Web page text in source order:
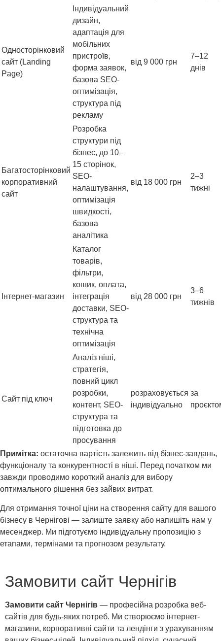
Односторінковий
сайт (Landing
Page)
Індивідуальний
дизайн,
адаптація для
мобільних
пристроїв,
форма заявок,
базова SEO-
оптимізація,
структура під
рекламу
від 9 000 грн
7–12
днів
Багатосторінковий
корпоративний
сайт
Розробка
структури під
бізнес, до 10–
15 сторінок,
SEO-
налаштування,
оптимізація
швидкості,
базова
аналітика
від 18 000 грн
2–3
тижні
Інтернет-магазин
Каталог
товарів,
фільтри,
кошик, оплата,
інтеграція
доставки, SEO-
структура та
технічна
оптимізація
від 28 000 грн
3–6
тижнів
Сайт під ключ
Аналіз ніші,
стратегія,
повний цикл
розробки,
контент, SEO-
структура та
підготовка до
просування
розраховується
індивідуально
за
Примітка: остаточна вартість залежить від бізнес-завдань,
функціоналу та конкурентності в ніші. Перед початком ми
завжди проводимо короткий аналіз для вибору
оптимального рішення без зайвих витрат.
Для отримання точної ціни на створення сайту для вашого
бізнесу в Чернігові — залиште заявку або напишіть нам у
месенджер. Ми підготуємо індивідуальну пропозицію з
етапами, термінами та прогнозом результату.
Замовити сайт Чернігів
Замовити сайт Чернігів — професійна розробка веб-
сайтів для будь-яких потреб. Ми створюємо інтернет-
магазини, корпоративні сайти та лендінги з урахуванням